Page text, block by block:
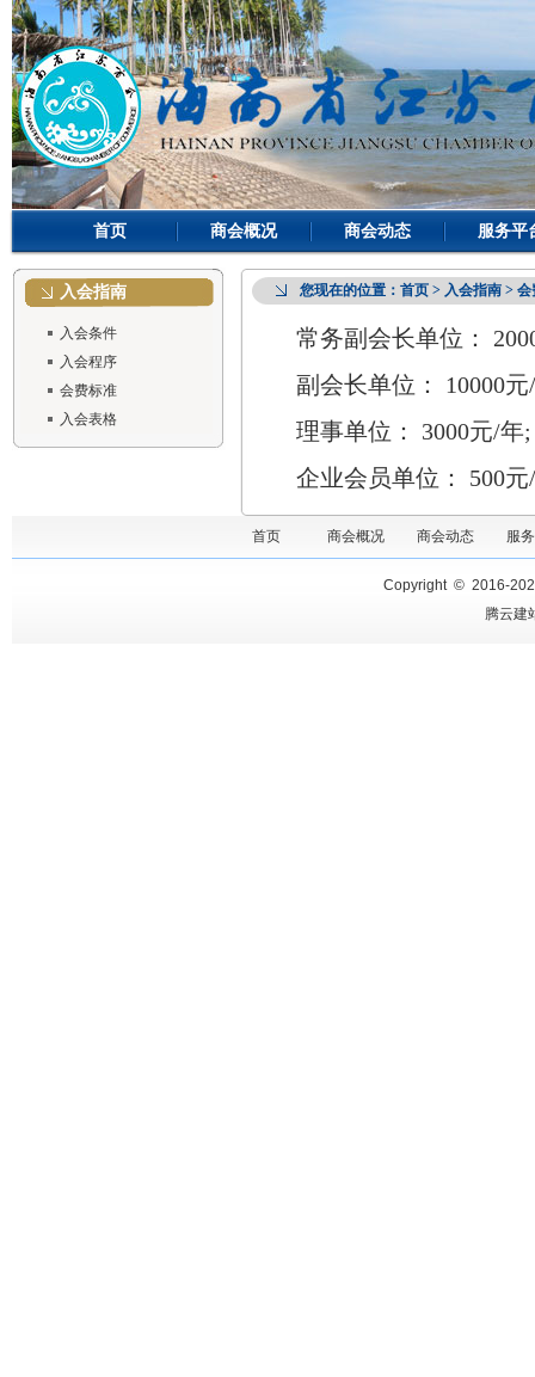
首页 商会概况 商会动态 服务平
入会指南
入会条件
入会程序
会费标准
入会表格
您现在的位置： 首页 > 入会指南 > 会
常务副会长单位：
副会长单位： 10000
理事单位： 3000元/年;
企业会员单位： 500
首页 商会概况 商会动态 服
Copyright © 2016-
腾云建